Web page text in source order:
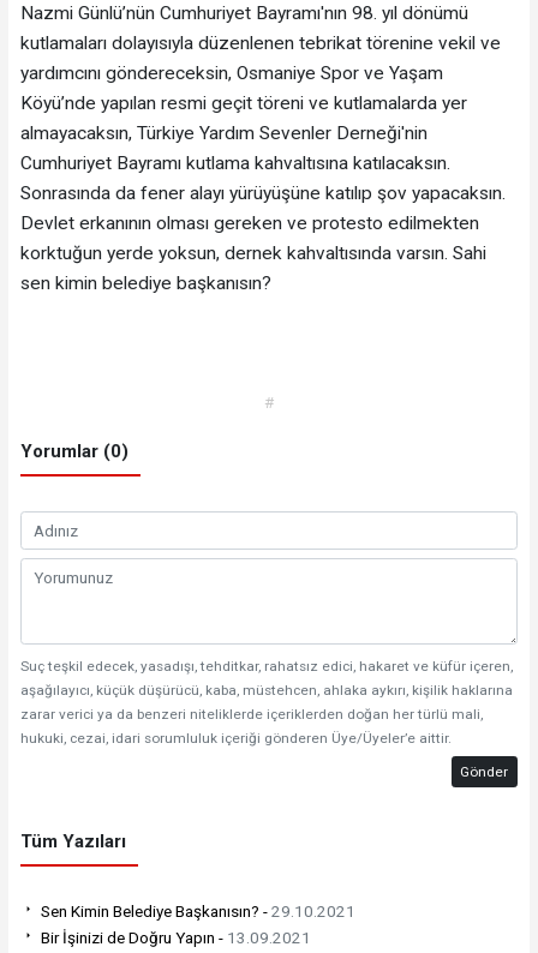
Nazmi Günlü’nün Cumhuriyet Bayramı'nın 98. yıl dönümü
kutlamaları dolayısıyla düzenlenen tebrikat törenine vekil ve
yardımcını göndereceksin, Osmaniye Spor ve Yaşam
Köyü’nde yapılan resmi geçit töreni ve kutlamalarda yer
almayacaksın, Türkiye Yardım Sevenler Derneği'nin
Cumhuriyet Bayramı kutlama kahvaltısına katılacaksın.
Sonrasında da fener alayı yürüyüşüne katılıp şov yapacaksın.
Devlet erkanının olması gereken ve protesto edilmekten
korktuğun yerde yoksun, dernek kahvaltısında varsın. Sahi
sen kimin belediye başkanısın?
#
Yorumlar (0)
Suç teşkil edecek, yasadışı, tehditkar, rahatsız edici, hakaret ve küfür içeren,
aşağılayıcı, küçük düşürücü, kaba, müstehcen, ahlaka aykırı, kişilik haklarına
zarar verici ya da benzeri niteliklerde içeriklerden doğan her türlü mali,
hukuki, cezai, idari sorumluluk içeriği gönderen Üye/Üyeler’e aittir.
Gönder
Tüm Yazıları
Sen Kimin Belediye Başkanısın? -29.10.2021
Bir İşinizi de Doğru Yapın - 13.09.2021